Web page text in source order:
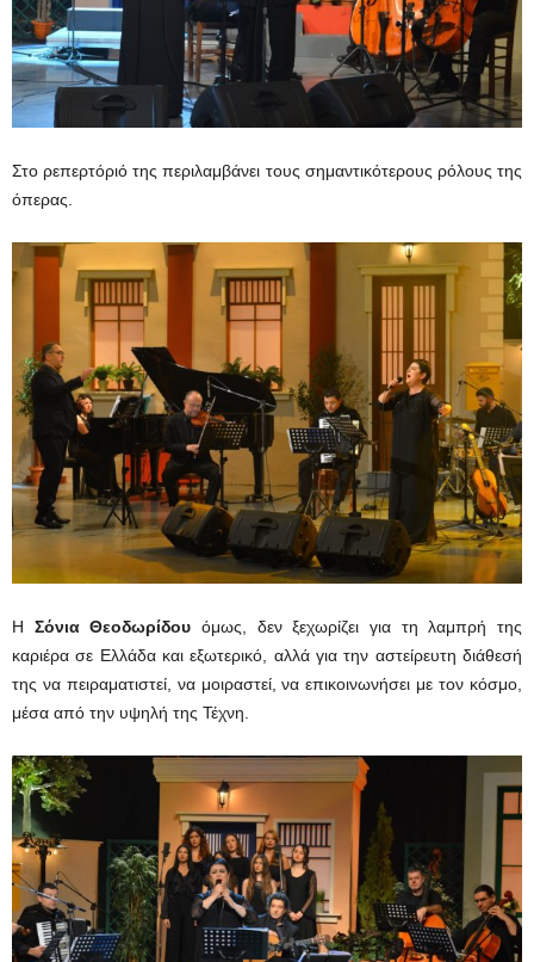
Στο ρεπερτόριό της περιλαμβάνει τους σημαντικότερους ρόλους της
όπερας.
Η Σόνια Θεοδωρίδουόμως, δεν ξεχωρίζει για τη λαμπρή της
καριέρα σε Ελλάδα και εξωτερικό, αλλά για την αστείρευτη διάθεσή
της να πειραματιστεί, να μοιραστεί, να επικοινωνήσει με τον κόσμο,
μέσα από την υψηλή της Τέχνη.